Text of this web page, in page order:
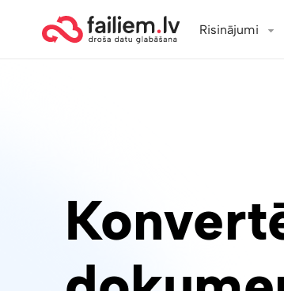
Risinājumi